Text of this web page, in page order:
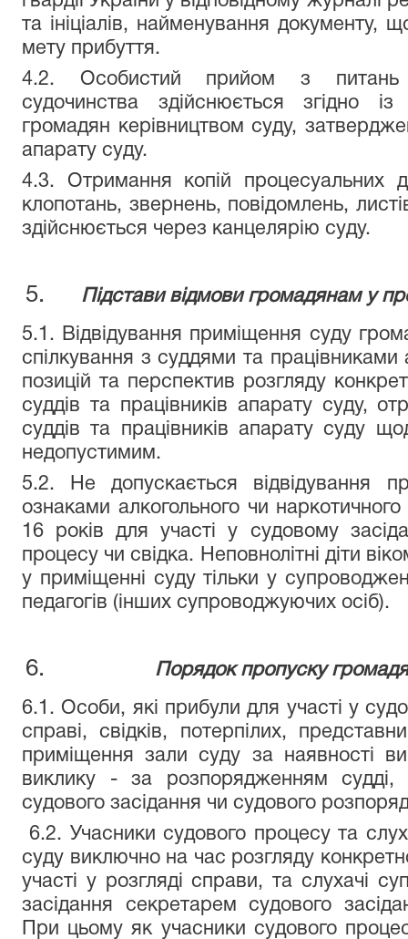
та ініціалів, найменування документу,
мету прибуття.
4.2. Особистий прийом з питань
судочинства здійснюється згідно
громадян керівництвом суду,
апарату суду.
4.3. Отримання копій процесуальних
клопотань, звернень, повідомлень,
здійснюється через канцелярію суду.
Підстави відмови громадянам у
5.1. Відвідування приміщення суду
спілкування з суддями та
позицій та перспектив розгляду
суддів та працівників апарату суду,
суддів та працівників апарату суду
недопустимим.
5.2. Не допускається відвідування
ознаками алкогольного чи наркотичного
16 років для участі у судовому
процесу чи свідка. Неповнолітні діти
у приміщенні суду тільки у
педагогів (інших супроводжуючих осіб).
Порядок пропуску
6.1. Особи, які прибули для участі у
справі, свідків, потерпілих,
приміщення зали суду за наявності
виклику - за розпорядженням судді,
судового засідання чи судового
6.2. Учасники судового процесу та
суду виключно на час розгляду
участі у розгляді справи, та слухачі
засідання секретарем судового
При цьому як учасники судового